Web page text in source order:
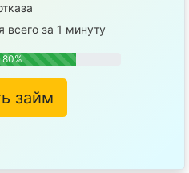
всего за 1 минуту
займ